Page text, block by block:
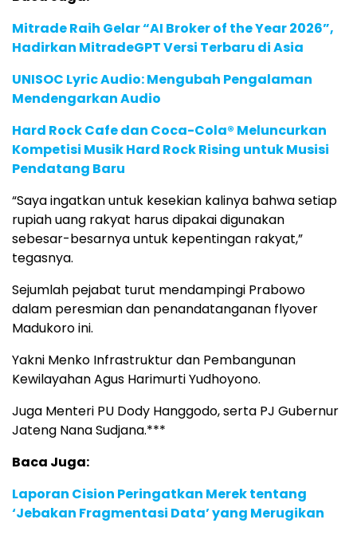
Mitrade Raih Gelar “AI Broker of the Year 2026”,
Hadirkan MitradeGPT Versi Terbaru di Asia
UNISOC Lyric Audio: Mengubah Pengalaman
Mendengarkan Audio
Hard Rock Cafe dan Coca-Cola® Meluncurkan
Kompetisi Musik Hard Rock Rising untuk Musisi
Pendatang Baru
“Saya ingatkan untuk kesekian kalinya bahwa setiap
rupiah uang rakyat harus dipakai digunakan
sebesar-besarnya untuk kepentingan rakyat,”
tegasnya.
Sejumlah pejabat turut mendampingi Prabowo
dalam peresmian dan penandatanganan flyover
Madukoro ini.
Yakni Menko Infrastruktur dan Pembangunan
Kewilayahan Agus Harimurti Yudhoyono.
Juga Menteri PU Dody Hanggodo, serta PJ Gubernur
Jateng Nana Sudjana.***
Baca Juga:
Laporan Cision Peringatkan Merek tentang
‘Jebakan Fragmentasi Data’ yang Merugikan